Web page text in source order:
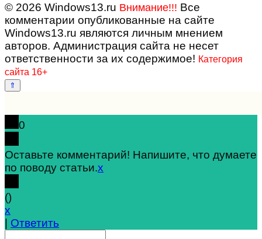
© 2026 Windows13.ru Внимание!!! Все
комментарии опубликованные на сайте
Windows13.ru являются личным мнением
авторов. Администрация сайта не несет
ответственности за их содержимое! Категория
сайта 16+
0
Оставьте комментарий! Напишите, что думаете
по поводу статьи.x
()
x
| Ответить